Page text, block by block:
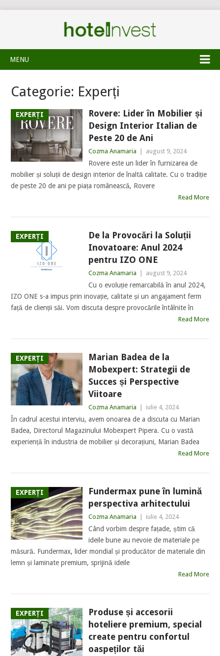
MENU
Categorie: Experți
EXPERȚI
Rovere: Lider în Mobilier și
Design Interior Italian de
Peste 20 de Ani
Cozma Anamaria august 9, 2024
Rovere este un lider în furnizarea de
mobilier și soluții de design interior de înaltă calitate. Cu o tradiție
de peste 20 de ani pe piața românească, Rovere
Read More
EXPERȚI
De la Provocări la Soluții
Inovatoare: Anul 2024
pentru IZO ONE
Cozma Anamaria august 9, 2024
Cu o evoluție remarcabilă în anul 2024,
IZO ONE s-a impus prin inovație, calitate și un angajament ferm
față de clienții săi. Vom discuta despre provocările întâlnite în
Read More
EXPERȚI
Marian Badea de la
Mobexpert: Strategii de
Succes și Perspective
Viitoare
Cozma Anamaria iulie 4, 2024
În cadrul acestui interviu, avem onoarea de a discuta cu Marian
Badea, Directorul Magazinului Mobexpert Pipera. Cu o vastă
experiență în industria de mobilier și decorațiuni, Marian Badea
Read More
EXPERȚI
Fundermax pune în lumină
perspectiva arhitectului
Cozma Anamaria iulie 4, 2024
Când vorbim despre fațade, știm că
ideile bune au nevoie de materiale pe
măsură. Fundermax, lider mondial și producător de materiale din
lemn și laminate premium, sprijină ideile
Read More
EXPERȚI
Produse și accesorii
hoteliere premium, special
create pentru confortul
oaspeților tăi